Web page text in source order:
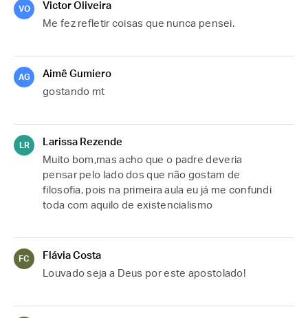
VO
Victor Oliveira
Me fez refletir coisas que nunca pensei.
AG
Aimê Gumiero
gostando mt
LR
Larissa Rezende
Muito bom,mas acho que o padre deveria
pensar pelo lado dos que não gostam de
filosofia, pois na primeira aula eu já me confundi
toda com aquilo de existencialismo
FC
Flávia Costa
Louvado seja a Deus por este apostolado!